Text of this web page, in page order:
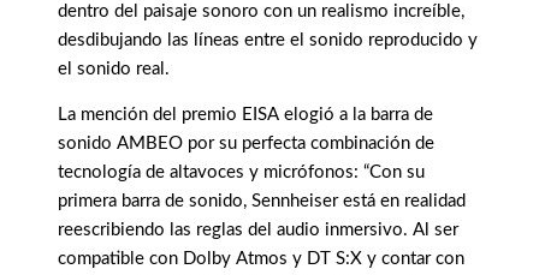
dentro del paisaje sonoro con un realismo increíble,
desdibujando las líneas entre el sonido reproducido y
el sonido real.
La mención del premio EISA elogió a la barra de
sonido AMBEO por su perfecta combinación de
tecnología de altavoces y micrófonos: “Con su
primera barra de sonido, Sennheiser está en realidad
reescribiendo las reglas del audio inmersivo. Al ser
compatible con Dolby Atmos y DT S:X y contar con